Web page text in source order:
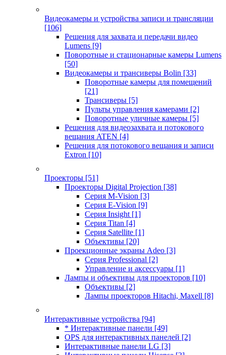
Видеокамеры и устройства записи и трансляции
[106]
Решения для захвата и передачи видео
Lumens [9]
Поворотные и стационарные камеры Lumens
[50]
Видеокамеры и трансиверы Bolin [33]
Поворотные камеры для помещений
[21]
Трансиверы [5]
Пульты управления камерами [2]
Поворотные уличные камеры [5]
Решения для видеозахвата и потокового
вещания ATEN [4]
Решения для потокового вещания и записи
Extron [10]
Проекторы [51]
Проекторы Digital Projection [38]
Серия M-Vision [3]
Серия E-Vision [9]
Серия Insight [1]
Серия Titan [4]
Серия Satellite [1]
Объективы [20]
Проекционные экраны Adeo [3]
Серия Professional [2]
Управление и аксессуары [1]
Лампы и объективы для проекторов [10]
Объективы [2]
Лампы проекторов Hitachi, Maxell [8]
Интерактивные устройства [94]
* Интерактивные панели [49]
OPS для интерактивных панелей [2]
Интерактивные панели LG [3]